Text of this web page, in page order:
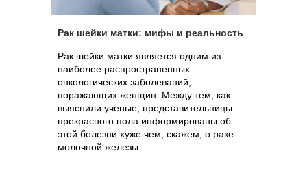
Рак шейки матки: мифы и реальность
Рак шейки матки является одним из
наиболее распространенных
онкологических заболеваний,
поражающих женщин. Между тем, как
выяснили ученые, представительницы
прекрасного пола информированы об
этой болезни хуже чем, скажем, о раке
молочной железы.